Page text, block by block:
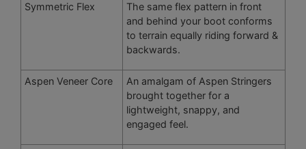
Symmetric Flex
The same flex pattern in front
and behind your boot conforms
to terrain equally riding forward &
backwards.
Aspen Veneer Core
An amalgam of Aspen Stringers
brought together for a
lightweight, snappy, and
engaged feel.